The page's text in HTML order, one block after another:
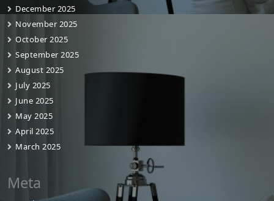
December 2025
November 2025
October 2025
September 2025
August 2025
July 2025
June 2025
May 2025
April 2025
March 2025
Meta